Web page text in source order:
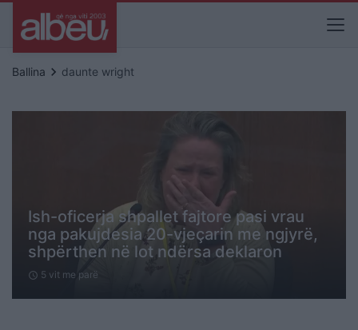
Ballina keyboard_arrow_right daunte wright
Ish-oficerja shpallet fajtore pasi vrau
nga pakujdesia 20-vjeçarin me ngjyrë,
shpërthen në lot ndërsa deklaron
schedule 5 vit me parë